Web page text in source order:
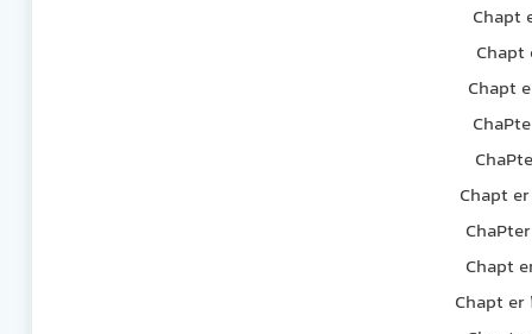
Chapt
Chapt
Chapt
Chapt
Chapt
Chapt er